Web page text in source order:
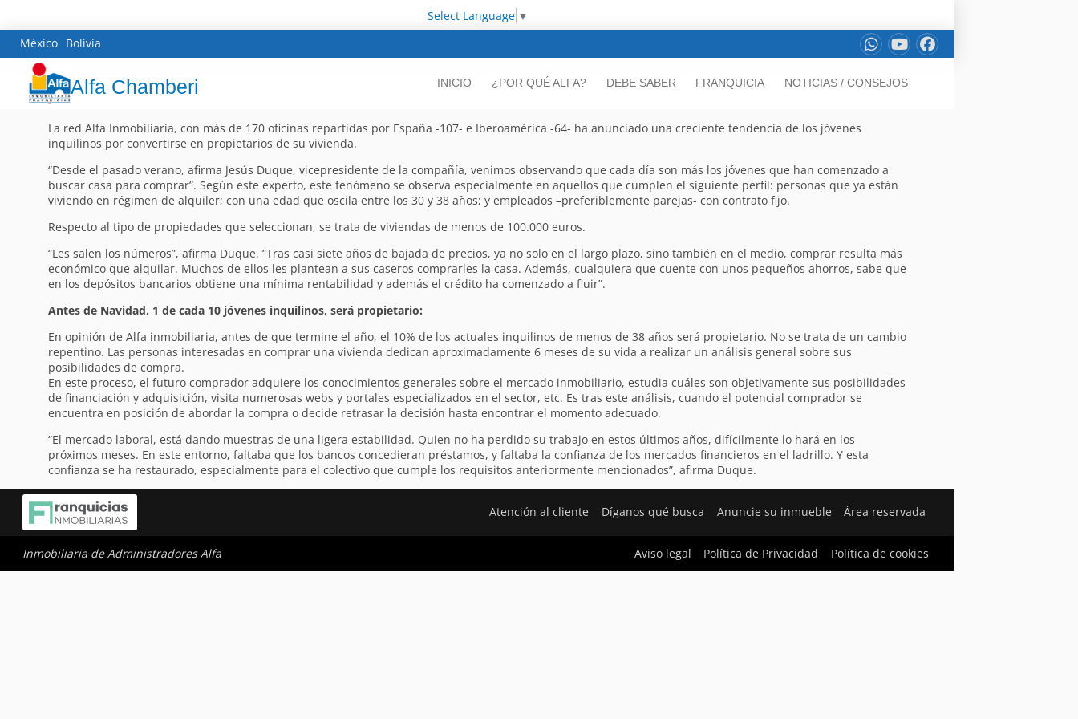
Select Language ▼
México Bolivia
Alfa Chamberi INICIO ¿POR QUÉ ALFA? DEBE SABER FRANQUICIA NOTICIAS / CONSEJOS
La red Alfa Inmobiliaria, con más de 170 oficinas repartidas por España -107- e Iberoamérica -64- ha anunciado una creciente tendencia de los jóvenes
inquilinos por convertirse en propietarios de su vivienda.
“Desde el pasado verano, afirma Jesús Duque, vicepresidente de la compañía, venimos observando que cada día son más los jóvenes que han comenzado a
buscar casa para comprar”. Según este experto, este fenómeno se observa especialmente en aquellos que cumplen el siguiente perfil: personas que ya están
viviendo en régimen de alquiler; con una edad que oscila entre los 30 y 38 años; y empleados –preferiblemente parejas- con contrato fijo.
Respecto al tipo de propiedades que seleccionan, se trata de viviendas de menos de 100.000 euros.
“Les salen los números”, afirma Duque. “Tras casi siete años de bajada de precios, ya no solo en el largo plazo, sino también en el medio, comprar resulta más
económico que alquilar. Muchos de ellos les plantean a sus caseros comprarles la casa. Además, cualquiera que cuente con unos pequeños ahorros, sabe que
en los depósitos bancarios obtiene una mínima rentabilidad y además el crédito ha comenzado a fluir”.
Antes de Navidad, 1 de cada 10 jóvenes inquilinos, será propietario:
En opinión de Alfa inmobiliaria, antes de que termine el año, el 10% de los actuales inquilinos de menos de 38 años será propietario. No se trata de un cambio
repentino. Las personas interesadas en comprar una vivienda dedican aproximadamente 6 meses de su vida a realizar un análisis general sobre sus
posibilidades de compra.
En este proceso, el futuro comprador adquiere los conocimientos generales sobre el mercado inmobiliario, estudia cuáles son objetivamente sus posibilidades
de financiación y adquisición, visita numerosas webs y portales especializados en el sector, etc. Es tras este análisis, cuando el potencial comprador se
encuentra en posición de abordar la compra o decide retrasar la decisión hasta encontrar el momento adecuado.
“El mercado laboral, está dando muestras de una ligera estabilidad. Quien no ha perdido su trabajo en estos últimos años, difícilmente lo hará en los
próximos meses. En este entorno, faltaba que los bancos concedieran préstamos, y faltaba la confianza de los mercados financieros en el ladrillo. Y esta
confianza se ha restaurado, especialmente para el colectivo que cumple los requisitos anteriormente mencionados”, afirma Duque.
Atención al cliente Díganos qué busca Anuncie su inmueble Área reservada
Inmobiliaria de Administradores Alfa Aviso legal Política de Privacidad Política de cookies